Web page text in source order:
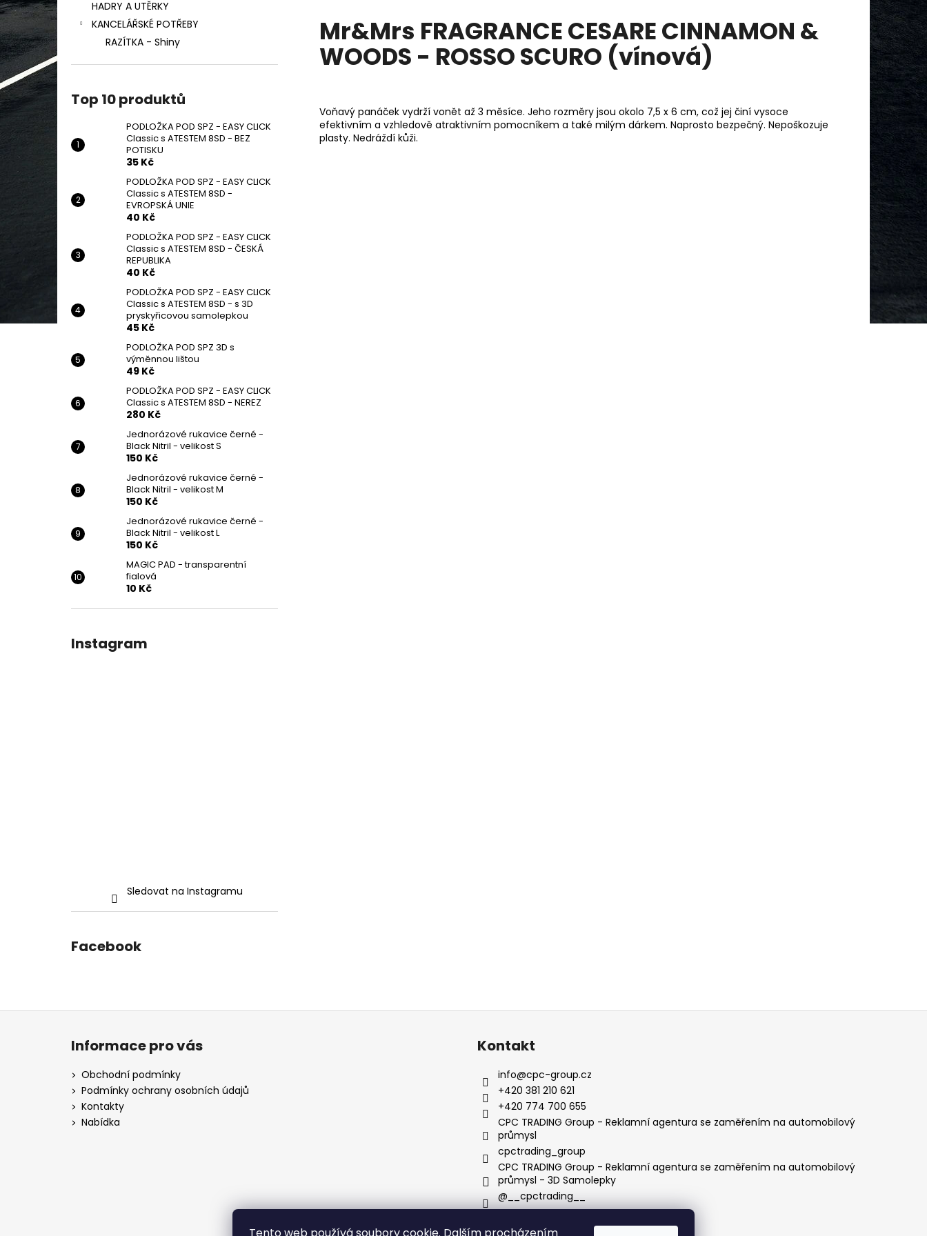
HADRY A UTĚRKY
KANCELÁŘSKÉ POTŘEBY
RAZÍTKA - Shiny
Top 10 produktů
PODLOŽKA POD SPZ - EASY CLICK
Classic s ATESTEM 8SD - BEZ
POTISKU
35 Kč
PODLOŽKA POD SPZ - EASY CLICK
Classic s ATESTEM 8SD -
EVROPSKÁ UNIE
40 Kč
PODLOŽKA POD SPZ - EASY CLICK
Classic s ATESTEM 8SD - ČESKÁ
REPUBLIKA
40 Kč
PODLOŽKA POD SPZ - EASY CLICK
Classic s ATESTEM 8SD - s 3D
pryskyřicovou samolepkou
45 Kč
PODLOŽKA POD SPZ 3D s
výměnnou lištou
49 Kč
PODLOŽKA POD SPZ - EASY CLICK
Classic s ATESTEM 8SD - NEREZ
280 Kč
Jednorázové rukavice černé -
Black Nitril - velikost S
150 Kč
Jednorázové rukavice černé -
Black Nitril - velikost M
150 Kč
Jednorázové rukavice černé -
Black Nitril - velikost L
150 Kč
MAGIC PAD - transparentní
fialová
10 Kč
Instagram
Sledovat na Instagramu
Facebook
Mr&Mrs FRAGRANCE CESARE CINNAMON &
WOODS - ROSSO SCURO (vínová)
Voňavý panáček vydrží vonět až 3 měsíce. Jeho rozměry jsou okolo 7,5 x 6 cm, což jej činí vysoce
efektivním a vzhledově atraktivním pomocníkem a také milým dárkem. Naprosto bezpečný. Nepoškozuje
plasty. Nedráždí kůži.
Z
Informace pro vás
Obchodní podmínky
Podmínky ochrany osobních údajů
Kontakty
Nabídka
Kontakt
info@cpc-group.cz
+420 381 210 621
+420 774 700 655
CPC TRADING Group - Reklamní agentura se zaměřením na automobilový
průmysl
cpctrading_group
CPC TRADING Group - Reklamní agentura se zaměřením na automobilový
průmysl - 3D Samolepky
@__cpctrading__